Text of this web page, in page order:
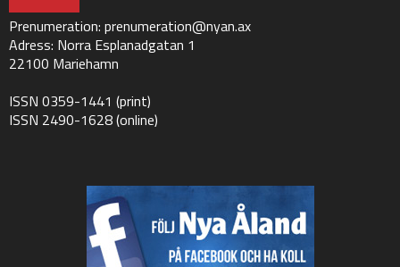
Prenumeration: prenumeration@nyan.ax
Adress: Norra Esplanadgatan 1
22100 Mariehamn
ISSN 0359-1441 (print)
ISSN 2490-1628 (online)